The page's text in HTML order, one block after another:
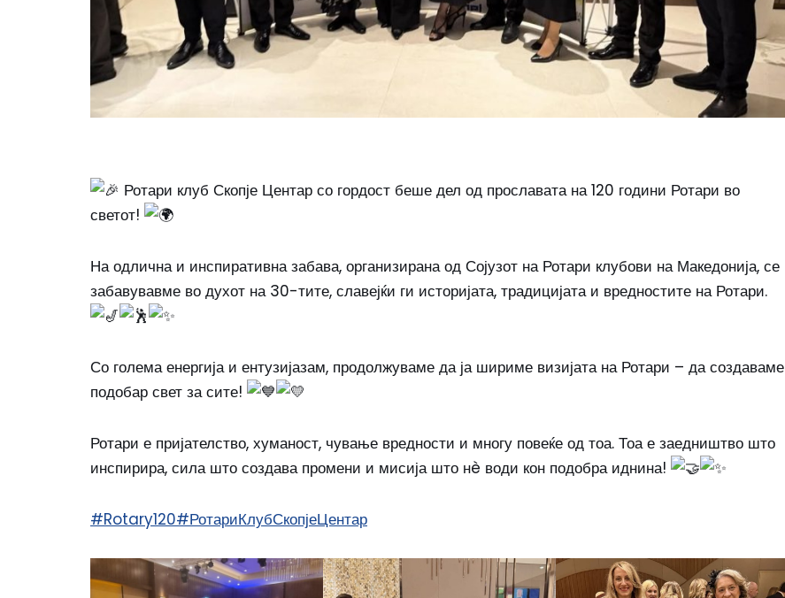
Ротари клуб Скопје Центар со гордост беше дел од прославата на 120 години Ротари во
светот!
Наодлична и инспиративна забава, организирана од Сојузот на Ротари клубови на Македонија, се
забавувавме во духот на 30-тите, славејќи ги историјата, традицијата и вредностите на Ротари.
Со голема енергија и ентузијазам, продолжуваме да ја шириме визијата на Ротари – да создаваме
подобар свет за сите!
Ротари е пријателство, хуманост, чување вредности и многу повеќе од тоа. Тоа е заедништво што
инспирира, сила што создава промени и мисија што нè води кон подобра иднина!
#Rotary120#РотариКлубСкопјеЦентар